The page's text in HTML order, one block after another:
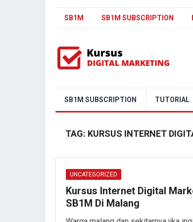
SB1M SB1M SUBSCRIPTION
SB1M SUBSCRIPTION TUTORIAL
TAG: KURSUS INTERNET
UNCATEGORIZED
Kursus Internet Digital
SB1M Di Malang